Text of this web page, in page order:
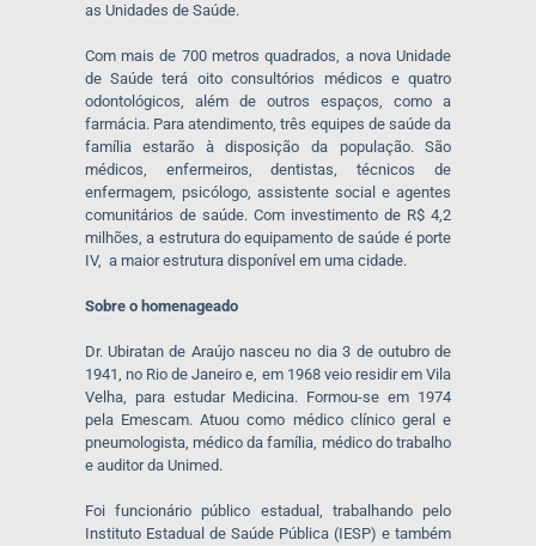
as Unidades de Saúde.
Com mais de 700 metros quadrados, a nova Unidade
de Saúde terá oito consultórios médicos e quatro
odontológicos, além de outros espaços, como a
farmácia. Para atendimento, três equipes de saúde da
família estarão à disposição da população. São
médicos, enfermeiros, dentistas, técnicos de
enfermagem, psicólogo, assistente social e agentes
comunitários de saúde. Com investimento de R$ 4,2
milhões, a estrutura do equipamento de saúde é porte
IV, a maior estrutura disponível em uma cidade.
Sobre o homenageado
Dr. Ubiratan de Araújo nasceu no dia 3 de outubro de
1941, no Rio de Janeiro e, em 1968 veio residir em Vila
Velha, para estudar Medicina. Formou-se em 1974
pela Emescam. Atuou como médico clínico geral e
pneumologista, médico da família, médico do trabalho
e auditor da Unimed.
Foi funcionário público estadual, trabalhando pelo
Instituto Estadual de Saúde Pública (IESP) e também